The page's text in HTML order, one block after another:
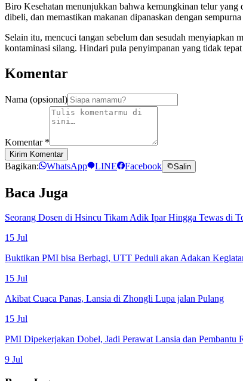
Biro Kesehatan menunjukkan bahwa kemungkinan telur yang
dibeli, dan memastikan makanan dipanaskan dengan
Selain itu, mencuci tangan sebelum dan sesudah menyiapkan
kontaminasi silang. Hindari pula penyimpanan yang tidak
Komentar
Nama (opsional)
Komentar *
Kirim Komentar
Bagikan: WhatsApp LINE Facebook Salin
Baca Juga
Seorang Dosen di Hsincu Tikam Adik Ipar Hingga Tewas di
15 Jul
Buktikan PMI bisa Berbagi, UTT Peduli akan Adakan
15 Jul
Akibat Cuaca Panas, Lansia di Zhongli Lupa jalan Pulang
15 Jul
PMI Dipekerjakan Dobel, Jadi Perawat Lansia dan Pembantu
9 Jul